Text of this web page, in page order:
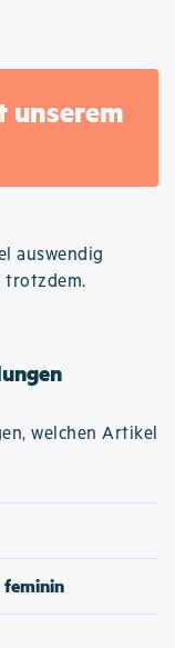
unserem
auswendig
trotzdem.
welchen Artikel
feminin